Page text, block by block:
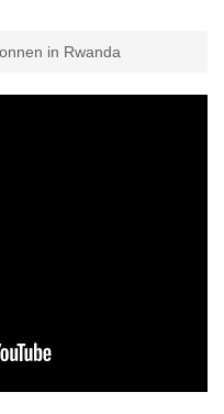
in Rwanda